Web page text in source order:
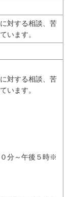
対する相談、苦
います。
対する相談、苦
います。
分～午後５時※